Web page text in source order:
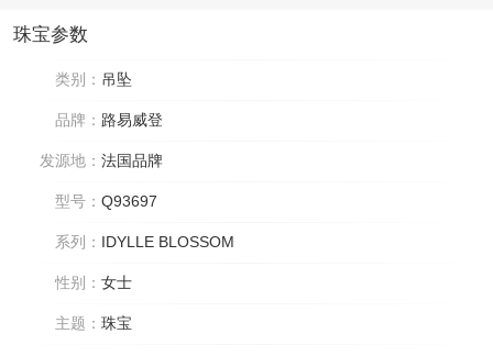
珠宝参数
类别： 吊坠
品牌： 路易威登
发源地： 法国品牌
型号： Q93697
系列： IDYLLE BLOSSOM
性别： 女士
主题： 珠宝